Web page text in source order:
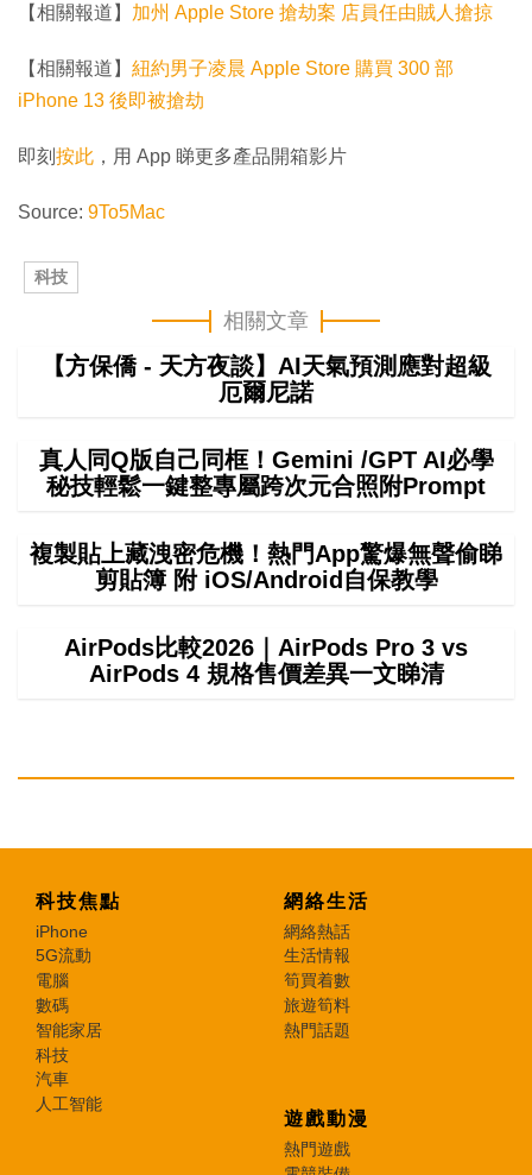
【相關報道】 加州 Apple Store 搶劫案 店員任由賊人搶掠
【相關報道】 紐約男子凌晨 Apple Store 購買 300 部
iPhone 13 後即被搶劫
即刻 按此 ，用 App 睇更多產品開箱影片
Source: 9To5Mac
科技
相關文章
【方保僑 - 天方夜談】AI天氣預測應對超級
厄爾尼諾
真人同Q版自己同框！Gemini /GPT AI必學
秘技輕鬆一鍵整專屬跨次元合照附Prompt
複製貼上藏洩密危機！熱門App驚爆無聲偷睇
剪貼簿 附 iOS/Android自保教學
AirPods比較2026｜AirPods Pro 3 vs
AirPods 4 規格售價差異一文睇清
科技焦點
iPhone
5G流動
電腦
數碼
智能家居
科技
汽車
人工智能
網絡生活
網絡熱話
生活情報
筍買着數
旅遊筍料
熱門話題
遊戲動漫
熱門遊戲